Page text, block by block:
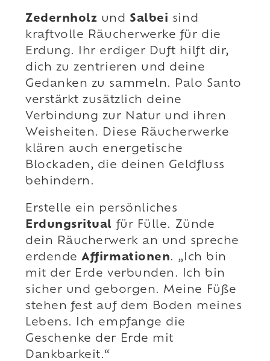
Zedernholz und Salbei sind
kraftvolle Räucherwerke für die
Erdung. Ihr erdiger Duft hilft dir,
dich zu zentrieren und deine
Gedanken zu sammeln. Palo Santo
verstärkt zusätzlich deine
Verbindung zur Natur und ihren
Weisheiten. Diese Räucherwerke
klären auch energetische
Blockaden, die deinen Geldfluss
behindern.
Erstelle ein persönliches
Erdungsritual für Fülle. Zünde
dein Räucherwerk an und spreche
erdendeAffirmationen. „Ich bin
mit der Erde verbunden. Ich bin
sicher und geborgen. Meine Füße
stehen fest auf dem Boden meines
Lebens. Ich empfange die
Geschenke der Erde mit
Dankbarkeit.“